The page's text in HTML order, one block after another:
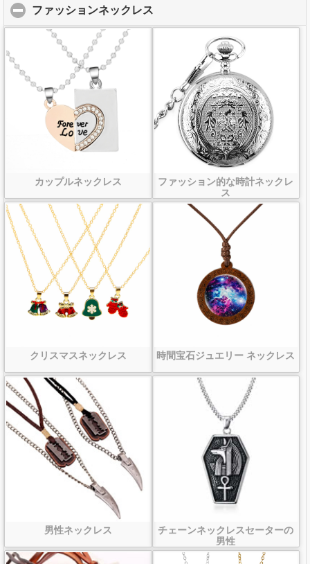
ファッションネックレス
カップルネックレス
ファッション的な時計ネックレ
ス
クリスマスネックレス 時間宝石ジュエリー ネックレス
男性ネックレス
チェーンネックレスセーターの
男性